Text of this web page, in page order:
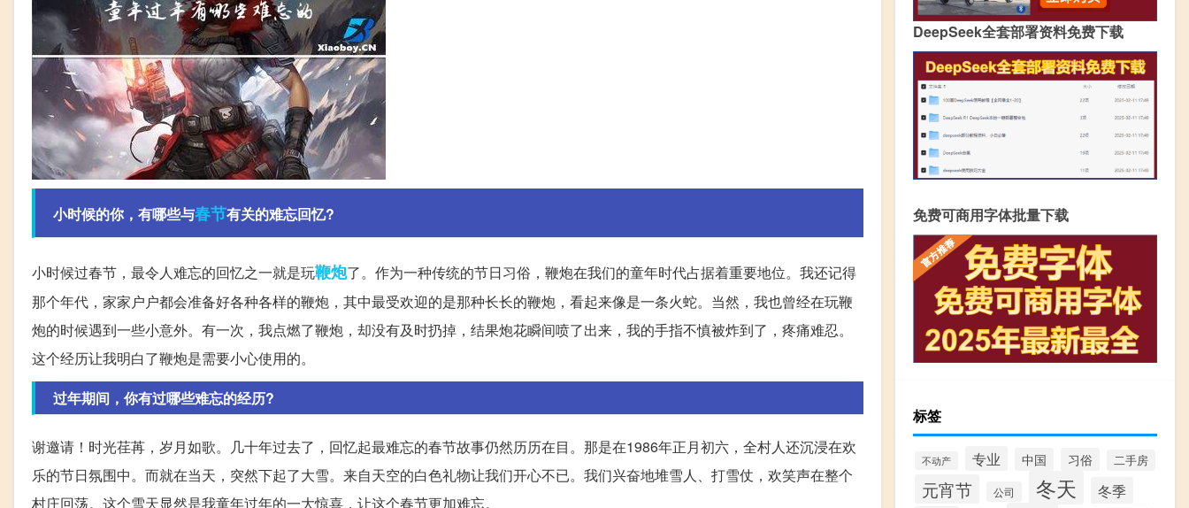
小时候的你，有哪些与春节有关的难忘回忆?
小时候过春节，最令人难忘的回忆之一就是玩鞭炮了。作为一种传统的节日习俗，鞭炮在我们的童年时代占据着重要地位。我还记得
那个年代，家家户户都会准备好各种各样的鞭炮，其中最受欢迎的是那种长长的鞭炮，看起来像是一条火蛇。当然，我也曾经在玩鞭
炮的时候遇到一些小意外。有一次，我点燃了鞭炮，却没有及时扔掉，结果炮花瞬间喷了出来，我的手指不慎被炸到了，疼痛难忍。
这个经历让我明白了鞭炮是需要小心使用的。
过年期间，你有过哪些难忘的经历?
谢邀请！时光荏苒，岁月如歌。几十年过去了，回忆起最难忘的春节故事仍然历历在目。那是在1986年正月初六，全村人还沉浸在欢
乐的节日氛围中。而就在当天，突然下起了大雪。来自天空的白色礼物让我们开心不已。我们兴奋地堆雪人、打雪仗，欢笑声在整个
村庄回荡。这个雪天显然是我童年过年的一大惊喜，让这个春节更加难忘。
DeepSeek全套部署资料免费下载
免费可商用字体批量下载
标签
不动产 专业 中国 习俗 二手房
元宵节 公司 冬天 冬季